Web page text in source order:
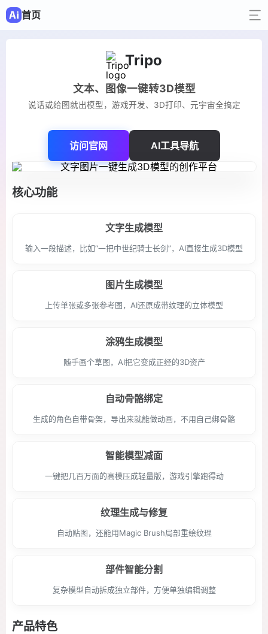
首页
Tripo
文本、图像一键转3D模型
说话或给图就出模型，游戏开发、3D打印、元宇宙全搞定
访问官网 AI工具导航
核心功能
文字生成模型
输入一段描述，比如“一把中世纪骑士长剑”，AI直接生成3D模型
图片生成模型
上传单张或多张参考图，AI还原成带纹理的立体模型
涂鸦生成模型
随手画个草图，AI把它变成正经的3D资产
自动骨骼绑定
生成的角色自带骨架，导出来就能做动画，不用自己绑骨骼
智能模型减面
一键把几百万面的高模压成轻量版，游戏引擎跑得动
纹理生成与修复
自动贴图，还能用Magic Brush局部重绘纹理
部件智能分割
复杂模型自动拆成独立部件，方便单独编辑调整
产品特色